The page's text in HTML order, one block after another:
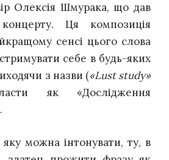
Олексія Шмурака, що дав
Ця композиція
сенсі цього слова
себе в будь-яких
з назви («Lust study»
як «Дослідження
можна інтонувати, ту, в